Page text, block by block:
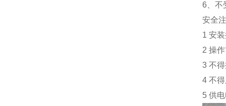
6、不
安全
1 安
2 操
3 不
4 不
5 供